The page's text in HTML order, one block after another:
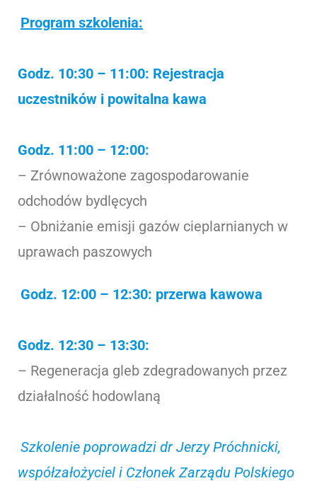
Program szkolenia:
Godz. 10:30 – 11:00: Rejestracja
uczestników i powitalna kawa
Godz. 11:00 – 12:00:
– Zrównoważone zagospodarowanie
odchodów bydlęcych
– Obniżanie emisji gazów cieplarnianych w
uprawach paszowych
Godz. 12:00 – 12:30: przerwa kawowa
Godz. 12:30 – 13:30:
– Regeneracja gleb zdegradowanych przez
działalność hodowlaną
Szkolenie poprowadzi dr Jerzy Próchnicki,
współzałożyciel i Członek Zarządu Polskiego